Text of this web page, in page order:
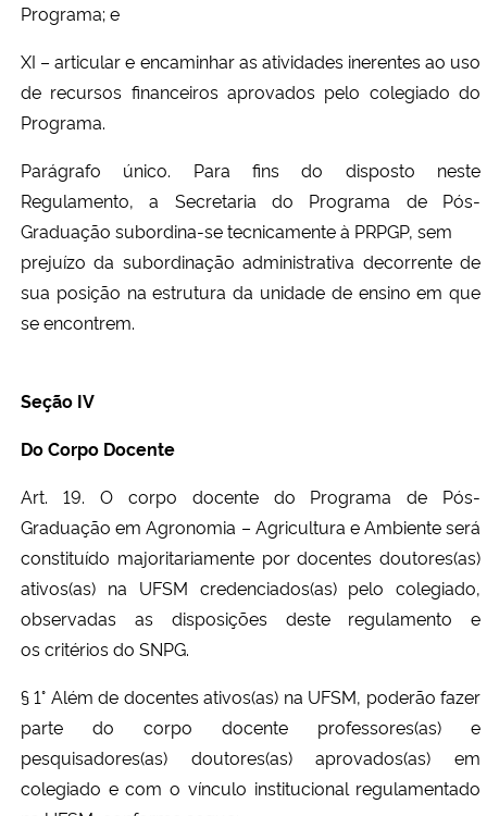
Programa; e
XI – articular e encaminhar as atividades inerentes ao uso
de recursos financeiros aprovados pelo colegiado do
Programa.
Parágrafo único. Para fins do disposto neste
Regulamento, a Secretaria do Programa de Pós-
Graduação subordina-se tecnicamente à PRPGP, sem
prejuízo da subordinação administrativa decorrente de
sua posição na estrutura da unidade de ensino em que
se encontrem.
Seção IV
Do Corpo Docente
Art. 19. O corpo docente do Programa de Pós-
Graduação em Agronomia – Agricultura e Ambiente será
constituído majoritariamente pordocentes doutores(as)
ativos(as) na UFSM credenciados(as) pelocolegiado,
observadas as disposições deste regulamento e
oscritérios do SNPG.
§ 1° Além de docentes ativos(as) na UFSM, poderão fazer
parte do corpo docente professores(as) e
pesquisadores(as) doutores(as) aprovados(as) em
colegiado e com o vínculo institucional regulamentado